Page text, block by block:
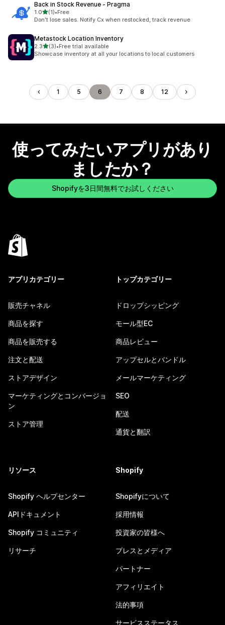
Back in Stock Revenue ‑ Pragma
1.05つ星中
(1)
合計レビュー数：1件
•Free
Don't lose sales. Notify Cx when restocked, track revenue
Metastock Location Inventory
2.35つ星中
(3)
合計レビュー数：3件
•Free trial available
Showcase inventory at all your locations to local customers
1 5 6 7 8 12
使ってみたいアプリがあり
ましたか？
Shopifyを3日間無料でお試しください
アプリカテゴリー
販売チャネル
商品を探す
商品を販売する
注文と配送
ストアデザイン
マーケティングとコンバージョ
ン
ストア管理
トップカテゴリー
ドロップシッピング
モール型EC
商品レビュー
アップセルとバンドル
メールマーケティング
SEO
配送
通貨と翻訳
リソース
Shopify ヘルプセンター
APIドキュメント
Shopify コミュニティ
リサーチ
Shopify
Shopifyについて
採用情報
投資家の皆様へ
プレスとメディア
パートナー
アフィリエイト
法的事項
サービスステータス